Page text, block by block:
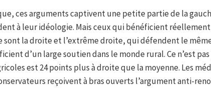
ces arguments captivent une petite partie de la
à leur idéologie. Mais ceux qui bénéficient
sont la droite et l’extrême droite, qui défendent le
d’un large soutien dans le monde rural. Ce n’est
est 24 points plus à droite que la moyenne. Les
reçoivent à bras ouverts l’argument anti-